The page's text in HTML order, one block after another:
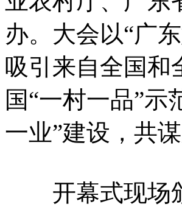
办。大会以“广
吸引来自全国和
国“一村一品”
一业”建设，共
开幕式现场颁